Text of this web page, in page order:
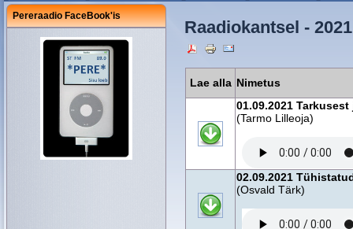
Pereraadio FaceBook'is
Raadiokantsel -
Lae alla Nimetus
01.09.2021
(Tarmo Lilleoja)
02.09.2021
(Osvald Tärk)